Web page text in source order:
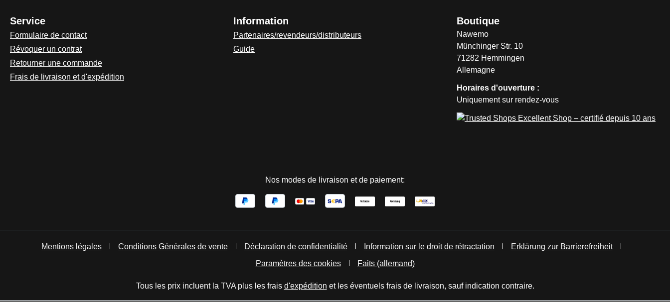
Service
Formulaire de contact
Révoquer un contrat
Retourner une commande
Frais de livraison et d'expédition
Information
Partenaires/revendeurs/distributeurs
Guide
Boutique
Nawemo
Münchinger Str. 10
71282 Hemmingen
Allemagne
Horaires d'ouverture :
Uniquement sur rendez-vous
Nos modes de livraison et de paiement:
Mentions légales Conditions Générales de vente Déclaration de confidentialité Information sur le droit de rétractation
Erklärung zur Barrierefreiheit
Paramètres des cookies
Faits (allemand)
Tous les prix incluent la TVA plus les frais d'expédition et les éventuels frais de livraison, sauf indication contraire.